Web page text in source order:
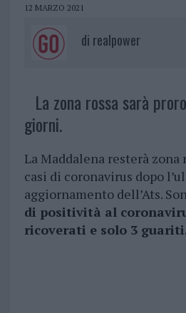
12 MARZO 2021
di realpower
La zona rossa sarà
giorni.
La Maddalena resterà zona
casi di coronavirus dopo
aggiornamento dell’Ats.
di positività al
ricoverati e solo 3